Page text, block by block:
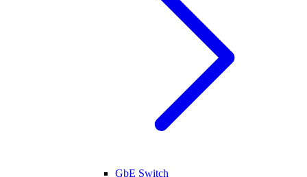
GbE Switch